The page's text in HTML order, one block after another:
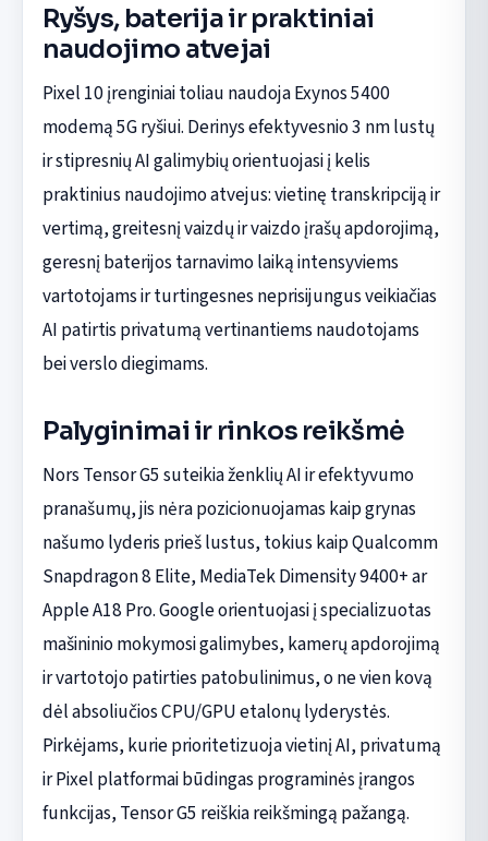
Ryšys, baterija ir praktiniai
naudojimo atvejai
Pixel 10 įrenginiai toliau naudoja Exynos 5400
modemą 5G ryšiui. Derinys efektyvesnio 3 nm lustų
ir stipresnių AI galimybių orientuojasi į kelis
praktinius naudojimo atvejus: vietinę transkripciją ir
vertimą, greitesnį vaizdų ir vaizdo įrašų apdorojimą,
geresnį baterijos tarnavimo laiką intensyviems
vartotojams ir turtingesnes neprisijungus veikiačias
AI patirtis privatumą vertinantiems naudotojams
bei verslo diegimams.
Palyginimai ir rinkos reikšmė
Nors Tensor G5 suteikia ženklių AI ir efektyvumo
pranašumų, jis nėra pozicionuojamas kaip grynas
našumo lyderis prieš lustus, tokius kaip Qualcomm
Snapdragon 8 Elite, MediaTek Dimensity 9400+ ar
Apple A18 Pro. Google orientuojasi į specializuotas
mašininio mokymosi galimybes, kamerų apdorojimą
ir vartotojo patirties patobulinimus, o ne vien kovą
dėl absoliučios CPU/GPU etalonų lyderystės.
Pirkėjams, kurie prioritetizuoja vietinį AI, privatumą
ir Pixel platformai būdingas programinės įrangos
funkcijas, Tensor G5 reiškia reikšmingą pažangą.